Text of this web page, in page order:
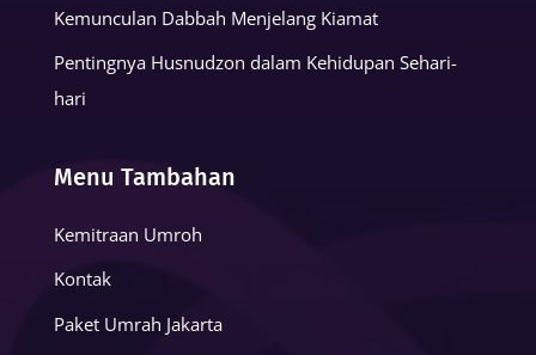
Kemunculan Dabbah Menjelang Kiamat
Pentingnya Husnudzon dalam Kehidupan Sehari-
hari
Menu Tambahan
Kemitraan Umroh
Kontak
Paket Umrah Jakarta